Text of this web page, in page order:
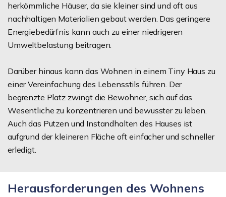
herkömmliche Häuser, da sie kleiner sind und oft aus
nachhaltigen Materialien gebaut werden. Das geringere
Energiebedürfnis kann auch zu einer niedrigeren
Umweltbelastung beitragen.
Darüber hinaus kann das Wohnen in einem Tiny Haus zu
einer Vereinfachung des Lebensstils führen. Der
begrenzte Platz zwingt die Bewohner, sich auf das
Wesentliche zu konzentrieren und bewusster zu leben.
Auch das Putzen und Instandhalten des Hauses ist
aufgrund der kleineren Fläche oft einfacher und schneller
erledigt.
Herausforderungen des Wohnens